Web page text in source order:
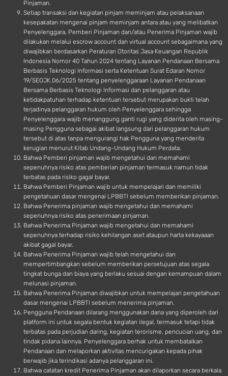
Pinjaman.
Setiap transaksi dan kegiatan pinjam meminjam atau pelaksanaan
kesepakatan mengenai pinjam meminjam antara atau yang melibatkan
Penyelenggara, Pemberi Pinjaman dan/atau Penerima Pinjaman wajib
dilakukan melalui escrow account dan virtual account sebagaimana yang
diwajibkan berdasarkan Peraturan Otoritas Jasa Keuangan Republik
Indonesia Nomor 40 Tahun 2024 tentang Layanan Pendanaan Bersama
Berbasis Teknologi Informasi serta Ketentuan Surat Edaran Nomor
19/SEOJK.06/2025 tentang penyelenggaraan Layanan Pendanaan
Bersama Berbasis Teknologi Informasi dan pelanggaran atau
ketidakpatuhan terhadap ketentuan tersebut merupakan bukti telah
terjadinya pelanggaran hukum oleh Penyelenggara sehingga
Penyelenggara wajib menanggung ganti rugi yang diderita oleh masing-
masing Pengguna sebagai akibat langsung dari pelanggaran hukum
tersebut di atas tanpa mengurangi hak Pengguna yang menderita
kerugian menurut Kitab Undang-Undang Hukum Perdata.
Bahwa Pemberi pinjaman wajib mengetahui dan memahami
sepenuhnya risiko atas pemberian pinjaman termasuk namun tidak
terbatas pada risiko gagal bayar.
Bahwa Pemberi Pinjaman wajib untuk mempelajari dan memiliki
pengetahuan dasar mengenai LPBBTI sebelum memberikan pinjaman.
Bahwa Penerima pinjaman wajib mengetahui dan memahami
sepenuhnya risiko atas penerimaan pinjaman.
Bahwa Penerima Pinjaman wajib mengetahui dan memahami
sepenuhnya terhadap risiko kehilangan aset ataupun harta kekayaaan
akibat gagal bayar.
Bahwa Penerima Pinjaman wajib telah mengetahui dan
mempertimbangkan sebelum memberikan persetujuan atas segala
tingkat bunga dan biaya yang berlaku sesuai dengan kemampuan dalam
melunasi pinjaman.
Bahwa Penerima Pinjaman diwajibkan untuk mempelajari pengetahuan
dasar mengenai LPBBTI sebelum menerima pinjaman.
Pengguna Pendanaan dilarang menggunakan dana yang diperoleh dari
platform ini untuk segala bentuk kegiatan ilegal, termasuk tetapi tidak
terbatas pada perjudian daring, kegiatan terorisme, pencucian uang, dan
tindak pidana lainnya. Penyelenggara berhak untuk membatalkan
Pendanaan dan melaporkan aktivitas mencurigakan kepada pihak
berwajib jika terindikasi adanya pelanggaran ini.
Bahwa catatan kredit Penerima Pinjaman akan dilaporkan secara berkala